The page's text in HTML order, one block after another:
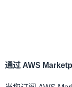
通过 AWS